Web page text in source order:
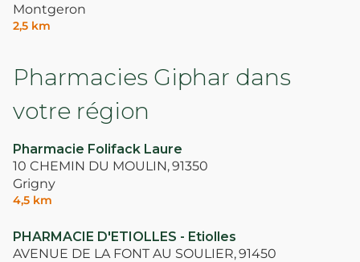
Montgeron
2,5 km
Pharmacies Giphar dans
votre région
Pharmacie Folifack Laure
10 CHEMIN DU MOULIN,91350
Grigny
4,5 km
PHARMACIE D'ETIOLLES - Etiolles
AVENUE DE LA FONT AU SOULIER,91450